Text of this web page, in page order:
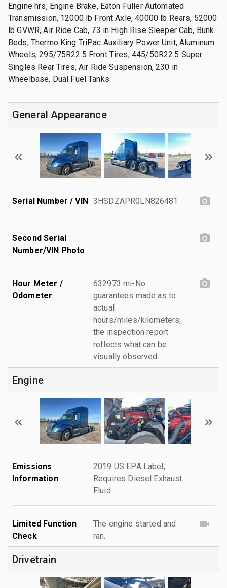
Engine hrs, Engine Brake, Eaton Fuller Automated
Transmission, 12000 lb Front Axle, 40000 lb Rears, 52000
lb GVWR, Air Ride Cab, 73 in High Rise Sleeper Cab, Bunk
Beds, Thermo King TriPac Auxiliary Power Unit, Aluminum
Wheels, 295/75R22.5 Front Tires, 445/50R22.5 Super
Singles Rear Tires, Air Ride Suspension, 230 in
Wheelbase, Dual Fuel Tanks
General Appearance
Serial Number / VIN 3HSDZAPR0LN826481
Second Serial
Number/VIN Photo
Hour Meter /
Odometer
632973 mi-No
guarantees made as to
actual
hours/miles/kilometers;
the inspection report
reflects what can be
visually observed.
Engine
Emissions
Information
2019 US EPA Label,
Requires Diesel Exhaust
Fluid
Limited Function
Check
The engine started and
ran.
Drivetrain